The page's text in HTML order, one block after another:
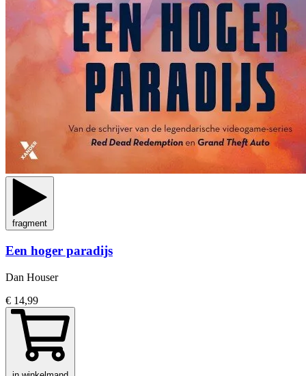
fragment
Een hoger paradijs
Dan Houser
€ 14,99